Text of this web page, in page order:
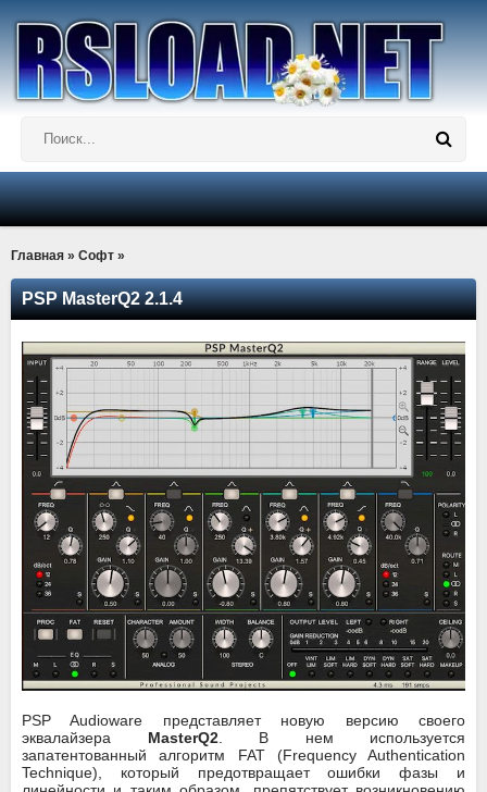
Главная » Софт »
PSP MasterQ2 2.1.4
PSP Audioware представляет новую версию своего
эквалайзера MasterQ2. В нем используется
запатентованный алгоритм FAT (Frequency Authentication
Technique), который предотвращает ошибки фазы и